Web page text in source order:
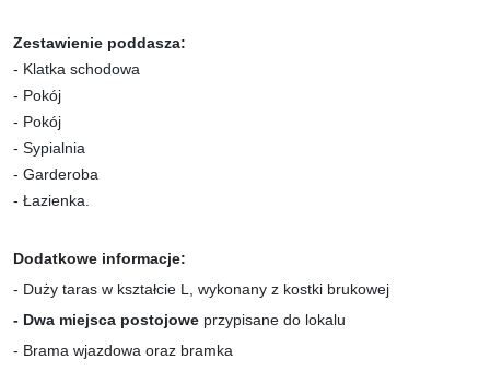
Zestawienie poddasza:
- Klatka schodowa
- Pokój
- Pokój
- Sypialnia
- Garderoba
- Łazienka.
Dodatkowe informacje:
- Duży taras w kształcie L, wykonany z kostki brukowej
- Dwa miejsca postojowe przypisane do lokalu
- Brama wjazdowa oraz bramka